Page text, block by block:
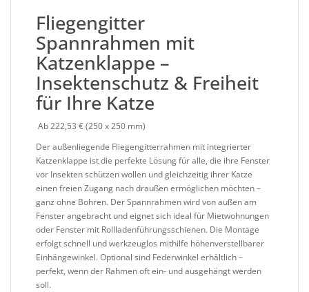
Fliegengitter
Spannrahmen mit
Katzenklappe –
Insektenschutz & Freiheit
für Ihre Katze
Ab 222,53 € (250 x 250 mm)
Der außenliegende Fliegengitterrahmen mit integrierter
Katzenklappe ist die perfekte Lösung für alle, die ihre Fenster
vor Insekten schützenwollen und gleichzeitig ihrer Katze
einen freien Zugang nach draußen ermöglichen möchten –
ganz ohne Bohren. DerSpannrahmenwird von außen am
Fenster angebracht und eignet sich ideal für Mietwohnungen
oder Fenster mit Rollladenführungsschienen. Die Montage
erfolgt schnell und werkzeuglos mithilfe höhenverstellbarer
Einhängewinkel. Optional sind Federwinkel erhältlich –
perfekt, wenn der Rahmen oft ein- und ausgehängt werden
soll.